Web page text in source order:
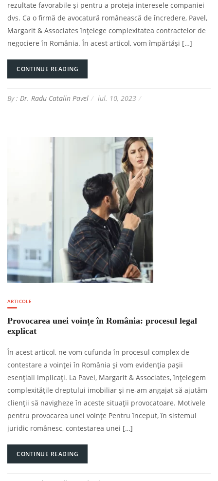
rezultate favorabile și pentru a proteja interesele companiei
dvs. Ca o firmă de avocatură românească de încredere, Pavel,
Margarit & Associates înțelege complexitatea contractelor de
negociere în România. În acest articol, vom împărtăși […]
CONTINUE READING
By : Dr. Radu Catalin Pavel iul. 10, 2023
ARTICOLE
Provocarea unei voințe în România: procesul legal
explicat
În acest articol, ne vom cufunda în procesul complex de
contestare a voinței în România și vom evidenția pașii
esențiali implicați. La Pavel, Margarit & Associates, înțelegem
complexitățile dreptului imobiliar și ne-am angajat să ajutăm
clienții să navigheze în aceste situații provocatoare. Motivele
pentru provocarea unei voințe Pentru început, în sistemul
juridic românesc, contestarea unei […]
CONTINUE READING